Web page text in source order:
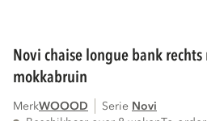
novi chaise longue bank rechts ribstof
mokkabruin
MerkWOOOD Serie
novi